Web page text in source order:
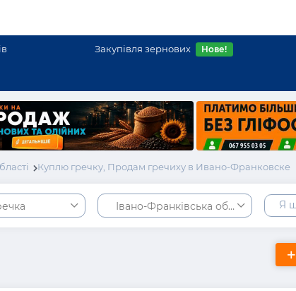
Закупівля зернових Нове!
Куплю гречку, Продам гречиху в Ивано-Франковске
Івано-Франківська область